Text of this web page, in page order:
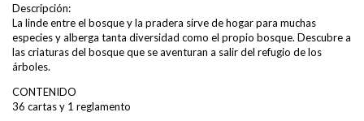
Descripción:
La linde entre el bosque y la pradera sirve de hogar para muchas
especies y alberga tanta diversidad como el propio bosque. Descubre a
las criaturas del bosque que se aventuran a salir del refugio de los
árboles.
CONTENIDO
36 cartas y 1 reglamento